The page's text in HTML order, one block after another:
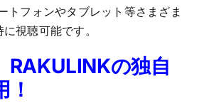
トフォンやタブレット等さまざま
視聴可能です。
RAKULINKの独自